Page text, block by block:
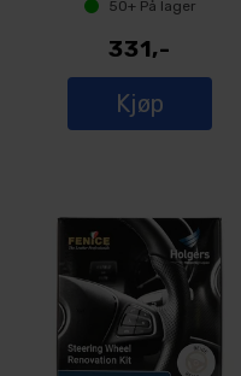
50+På lager
331,-
Kjøp